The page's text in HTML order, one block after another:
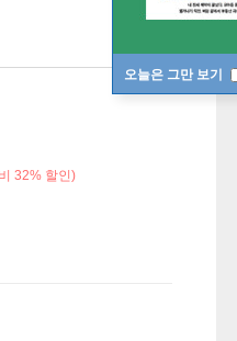
오늘은 그만 보기
32% 할인)